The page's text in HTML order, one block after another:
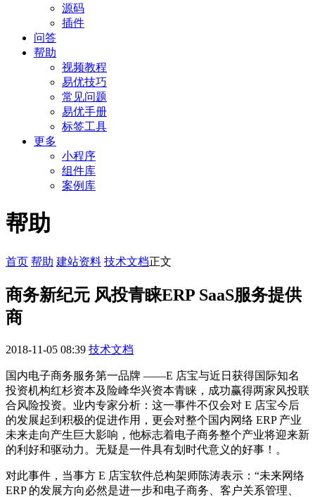
源码
插件
问答
帮助
视频教程
易优技巧
常见问题
易优手册
标签工具
更多
小程序
组件库
案例库
帮助
首页 帮助 建站资料 技术文档正文
商务新纪元 风投青睐ERP SaaS服务提供
商
2018-11-05 08:39 技术文档
国内电子商务服务第一品牌 ——E 店宝与近日获得国际知名
投资机构红杉资本及险峰华兴资本青睐，成功赢得两家风投联
合风险投资。业内专家分析：这一事件不仅会对 E 店宝今后
的发展起到积极的促进作用，更会对整个国内网络 ERP 产业
未来走向产生巨大影响，他标志着电子商务整个产业将迎来新
的利好和驱动力。无疑是一件具有划时代意义的好事！。
对此事件，当事方 E 店宝软件总构架师陈涛表示：“未来网络
ERP 的发展方向必然是进一步和电子商务、客户关系管理、